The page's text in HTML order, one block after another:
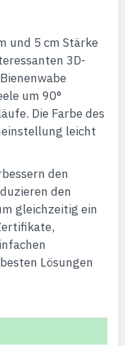
und 5 cm Stärke
3D-
um 90°
Die Farbe des
leicht
den
den
gleichzeitig ein
Lösungen